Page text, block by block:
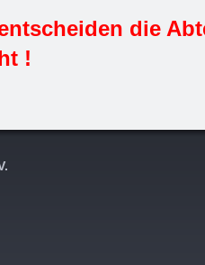
die
!